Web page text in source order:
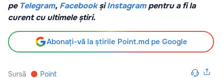
pe Telegram, Facebook șiInstagrampentru a fi la
curent cu ultimele știri.
Abonați-vă la știrile Point.md pe Google
Sursă Point